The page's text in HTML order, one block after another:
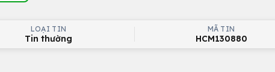
LOẠI TIN
Tin thường
MÃ TIN
HCM130880